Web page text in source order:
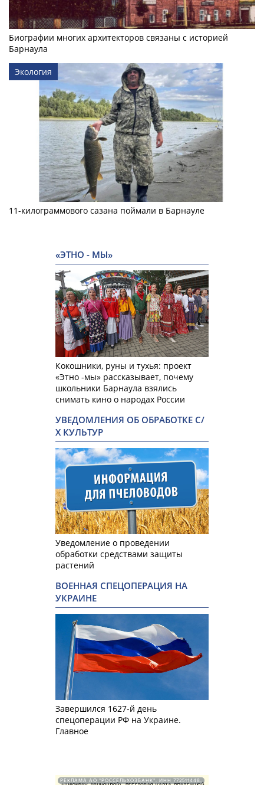
Биографии многих архитекторов связаны с историей
Барнаула
Экология
11-килограммового сазана поймали в Барнауле
«ЭТНО - МЫ»
Кокошники, руны и тухья: проект
«Этно -мы» рассказывает, почему
школьники Барнаула взялись
снимать кино о народах России
УВЕДОМЛЕНИЯ ОБ ОБРАБОТКЕ С/
Х КУЛЬТУР
Уведомление о проведении
обработки средствами защиты
растений
ВОЕННАЯ СПЕЦОПЕРАЦИЯ НА
УКРАИНЕ
Завершился 1627-й день
спецоперации РФ на Украине.
Главное
РЕКЛАМА АО "РОССЕЛЬХОЗБАНК". ИНН 772511448.